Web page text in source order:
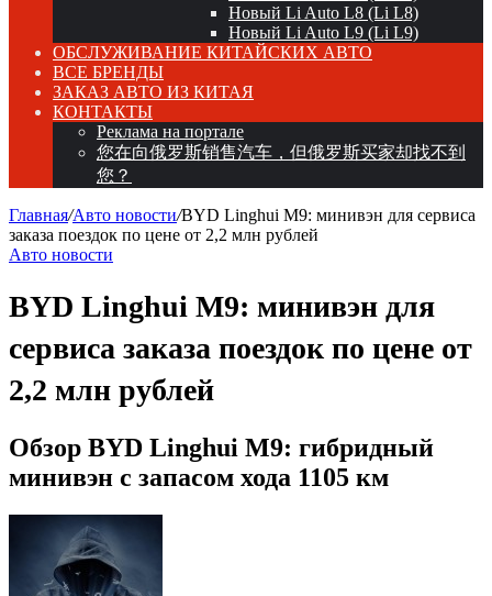
Новый Li Auto L8 (Li L8)
Новый Li Auto L9 (Li L9)
ОБСЛУЖИВАНИЕ КИТАЙСКИХ АВТО
ВСЕ БРЕНДЫ
ЗАКАЗ АВТО ИЗ КИТАЯ
КОНТАКТЫ
Реклама на портале
您在向俄罗斯销售汽车，但俄罗斯买家却找不到
您？
Главная/Авто новости/BYD Linghui M9: минивэн для сервиса
заказа поездок по цене от 2,2 млн рублей
Авто новости
BYD Linghui M9: минивэн для
сервиса заказа поездок по цене от
2,2 млн рублей
Обзор BYD Linghui M9: гибридный
минивэн с запасом хода 1105 км